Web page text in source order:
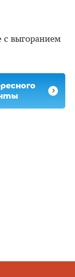
с выгоранием